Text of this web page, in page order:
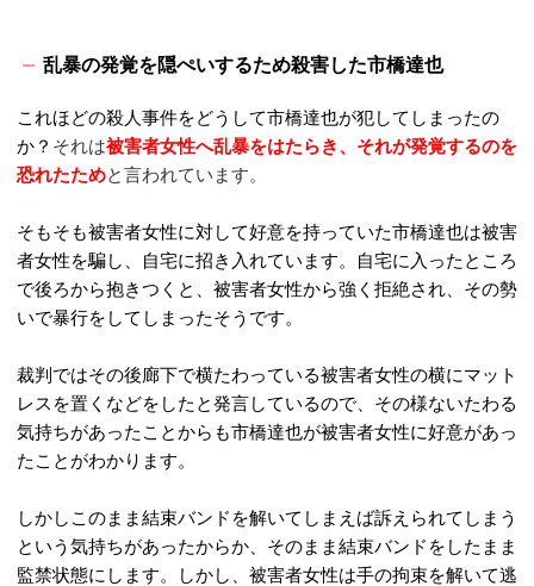
乱暴の発覚を隠ぺいするため殺害した市橋達也
これほどの殺人事件をどうして市橋達也が犯してしまったの
か？ それは被害者女性へ乱暴をはたらき、それが発覚するのを
恐れたためと言われています。
そもそも被害者女性に対して好意を持っていた市橋達也は被害
者女性を騙し、自宅に招き入れています。自宅に入ったところ
で後ろから抱きつくと、被害者女性から強く拒絶され、その勢
いで暴行をしてしまったそうです。
裁判ではその後廊下で横たわっている被害者女性の横にマット
レスを置くなどをしたと発言しているので、その様ないたわる
気持ちがあったことからも市橋達也が被害者女性に好意があっ
たことがわかります。
しかしこのまま結束バンドを解いてしまえば訴えられてしまう
という気持ちがあったからか、そのまま結束バンドをしたまま
監禁状態にします。しかし、被害者女性は手の拘束を解いて逃